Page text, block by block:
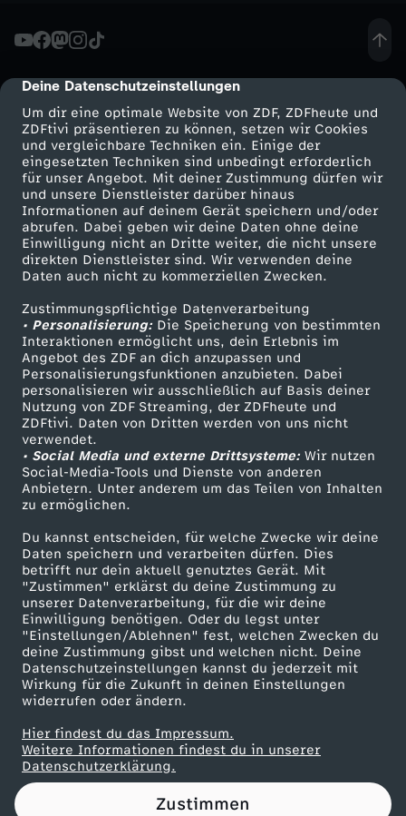
cmp-dialog-description
Deine Datenschutzeinstellungen
Um dir eine optimale Website von ZDF, ZDFheute und
ZDFtivi präsentieren zu können, setzen wir Cookies
und vergleichbare Techniken ein. Einige der
eingesetzten Techniken sind unbedingt erforderlich
für unser Angebot. Mit deiner Zustimmung dürfen wir
und unsere Dienstleister darüber hinaus
Informationen auf deinem Gerät speichern und/oder
abrufen. Dabei geben wir deine Daten ohne deine
Einwilligung nicht an Dritte weiter, die nicht unsere
direkten Dienstleister sind. Wir verwenden deine
Daten auch nicht zu kommerziellen Zwecken.
Zustimmungspflichtige Datenverarbeitung
• Personalisierung:Die Speicherung von bestimmten
Interaktionen ermöglicht uns, dein Erlebnis im
Angebot des ZDF an dich anzupassen und
Personalisierungsfunktionen anzubieten. Dabei
personalisieren wir ausschließlich auf Basis deiner
Nutzung von ZDF Streaming, der ZDFheute und
ZDFtivi. Daten von Dritten werden von uns nicht
verwendet.
• Social Media und externe Drittsysteme:Wir nutzen
Social-Media-Tools und Dienste von anderen
Anbietern. Unter anderem um das Teilen von Inhalten
zu ermöglichen.
Du kannst entscheiden, für welche Zwecke wir deine
Daten speichern und verarbeiten dürfen. Dies
betrifft nur dein aktuell genutztes Gerät. Mit
"Zustimmen" erklärst du deine Zustimmung zu
unserer Datenverarbeitung, für die wir deine
Einwilligung benötigen. Oder du legst unter
"Einstellungen/Ablehnen" fest, welchen Zwecken du
deine Zustimmung gibst und welchen nicht. Deine
Datenschutzeinstellungen kannst du jederzeit mit
Wirkung für die Zukunft in deinen Einstellungen
widerrufen oder ändern.
Hier findest du das Impressum.
Weitere Informationen findest du in unserer
Datenschutzerklärung.
Zustimmen
i
e
g
e
n
-
F
r
e
u
n
d
i
n
n
e
n
Mehr ZDF
ZDF-Apps
Smart TV
ZDFtext
Livestreams
Sendungen A-Z
TV-Programm
Service
ZDFmitreden
Kontakt zum ZDF
Tickets
Zuschauerservice
Hilfe
ZDF Unternehmen
Karriere
ZDF goes Schule
Werbefernsehen
Mainzelmännchen
Partner